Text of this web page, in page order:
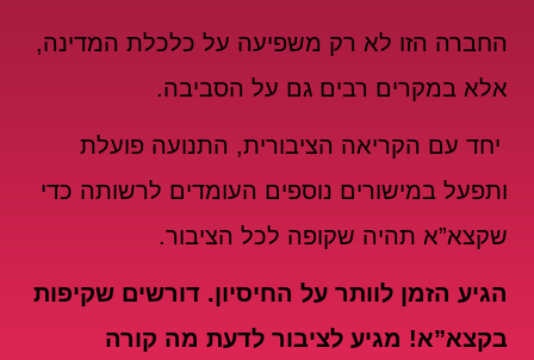
החברה הזו לא רק משפיעה על כלכלת המדינה,
אלא במקרים רבים גם על הסביבה.
יחד עם הקריאה הציבורית, התנועה פועלת
ותפעל במישורים נוספים העומדים לרשותה כדי
שקצא”א תהיה שקופה לכל הציבור.
הגיע הזמן לוותר על החיסיון. דורשים שקיפות
בקצא”א! מגיע לציבור לדעת מה קורה